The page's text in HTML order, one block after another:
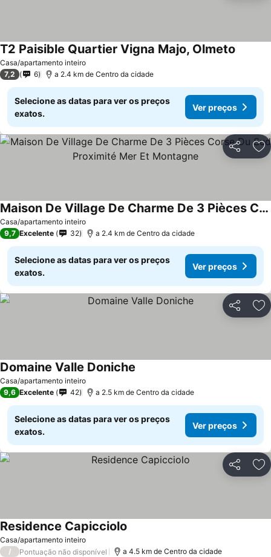
Casa/apartamento inteiro
T2 Paisible Quartier Vigna Majo, Olmeto
7,2 6 a 2.4 km de Centro da cidade
Selecione as datas para ver os preços
exatos.
Ver preços
Partilhar
Casa/apartamento inteiro
Maison De Village De Charme De 3 Pièces Corse Du Sud Proximité Mer Et Montagne
9,7 Excelente 32 a 2.4 km de Centro da cidade
Selecione as datas para ver os preços
exatos.
Ver preços
Partilhar
Casa/apartamento inteiro
Domaine Valle Doniche
9,6 Excelente 42 a 2.5 km de Centro da cidade
Selecione as datas para ver os preços
exatos.
Ver preços
Partilhar
Casa/apartamento inteiro
Residence Capicciolo
/ Pontuação não disponível a 4.5 km de Centro da cidade